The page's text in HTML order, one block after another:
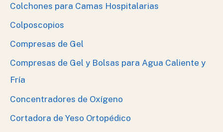
Colchones para Camas Hospitalarias
Colposcopios
Compresas de Gel
Compresas de Gel y Bolsas para Agua Caliente y
Fría
Concentradores de Oxígeno
Cortadora de Yeso Ortopédico